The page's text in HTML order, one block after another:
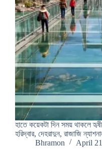
হাতে কয়েকটা দিন সময় থাকলে
হরিদ্বার, দেহরাদুন, রাজাজি
Bhramon
April